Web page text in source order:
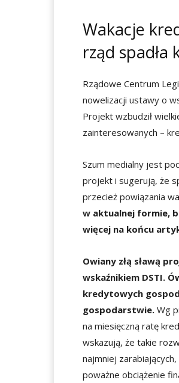
Wakacje
rząd spadła
Rządowe Centrum
nowelizacji ustawy o
Projekt wzbudził
zainteresowanych –
Szum medialny jest
projekt i sugerują, że
przecież powiązania
w aktualnej formie,
więcej na końcu
Owiany złą sławą
wskaźnikiem DSTI.
kredytowych
gospodarstwie. Wg
na miesięczną ratę
wskazują, że takie
najmniej
poważne obciążenie